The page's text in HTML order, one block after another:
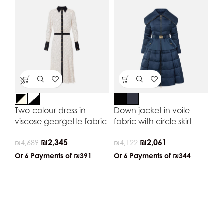
Two-colour dress in
viscose georgette fabric
₪4,689 ₪2,345
Or 6 Payments of ₪391
Down jacket in voile
fabric with circle skirt
₪4,122 ₪2,061
Or 6 Payments of ₪344